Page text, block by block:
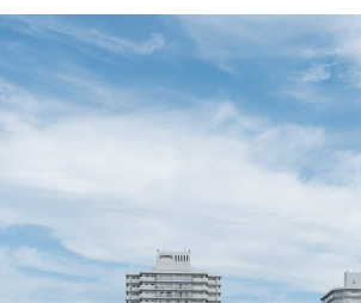
ちず
特集
連載
ジャーナル